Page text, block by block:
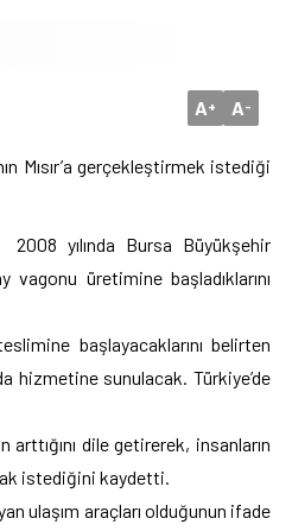
A+ A-
Mısır’a gerçekleştirmek istediği
yılında Bursa Büyükşehir
üretimine başladıklarını
başlayacaklarını belirten
hizmetine sunulacak. Türkiye’de
dile getirerek, insanların
istediğini kaydetti.
ulaşım araçları olduğunun ifade